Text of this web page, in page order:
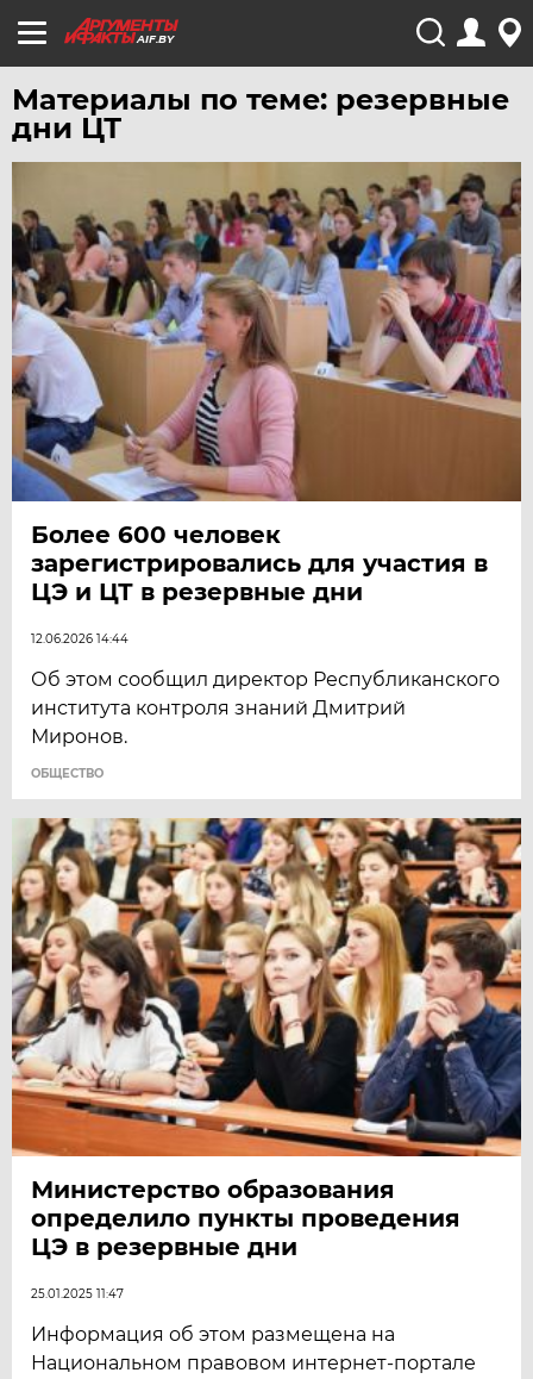
AIF.BY
Материалы по теме: резервные
дни ЦТ
Более 600 человек
зарегистрировались для участия в
ЦЭ и ЦТ в резервные дни
12.06.2026 14:44
Об этом сообщил директор Республиканского
института контроля знаний Дмитрий
Миронов.
ОБЩЕСТВО
Министерство образования
определило пункты проведения
ЦЭ в резервные дни
25.01.2025 11:47
Информация об этом размещена на
Национальном правовом интернет-портале